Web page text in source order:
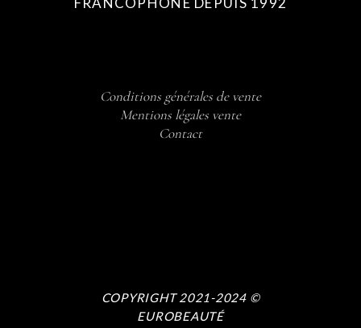
Conditions générales de vente
Mentions légales vente
Contact
COPYRIGHT 2021-2024 ©
EUROBEAUTÉ